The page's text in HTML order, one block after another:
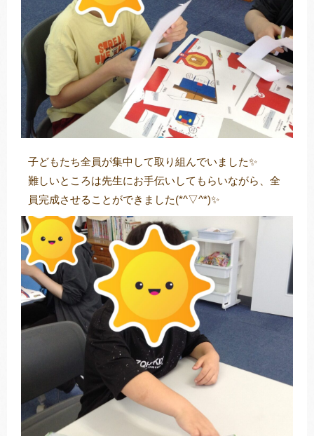
子どもたち全員が集中して取り組んでいました✨
難しいところは先生にお手伝いしてもらいながら、全
員完成させることができました(*^▽^*)✨